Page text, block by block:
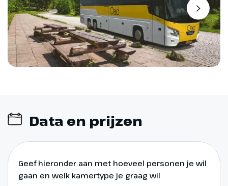
Dag 9
Data en prijzen
Geef hieronder aan met hoeveel personen je wil
gaan en welk kamertype je graag wil